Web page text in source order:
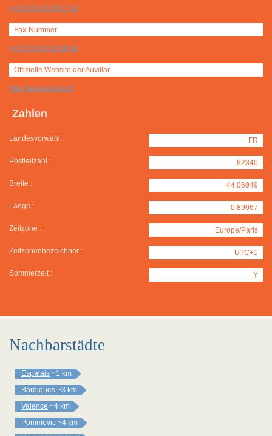
+(33) 05 63 39 57 33
Fax-Nummer
+(33) 05 63 39 88 00
Offizielle Website der Auvillar
http://www.auvillar.fr
Zahlen
Landesvorwahl : FR
Postleitzahl : 82340
Breite : 44.06949
Länge : 0.89967
Zeitzone : Europe/Paris
Zeitzonenbezeichner : UTC+1
Sommerzeit : Y
Nachbarstädte
Espalais ~1 km
Bardigues ~3 km
Valence ~4 km
Pommevic ~4 km